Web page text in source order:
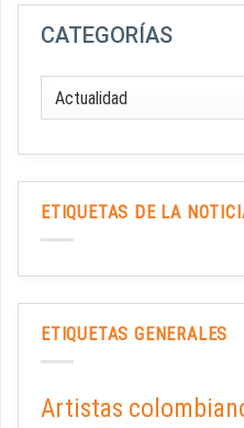
CATEGORÍAS
ETIQUETAS DE LA
ETIQUETAS GENERALES
Artistas